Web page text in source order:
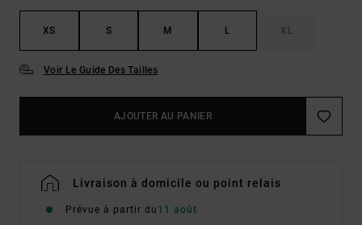
XS S M L XL
Voir Le Guide Des Tailles
AJOUTER AU PANIER
Livraison à domicile ou point relais
Prévue à partir du 11 août